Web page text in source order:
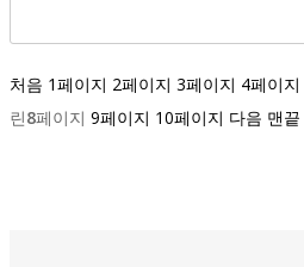
처음 1페이지 2페이지 3페이지 4페이지
린8페이지 9페이지 10페이지 다음 맨끝